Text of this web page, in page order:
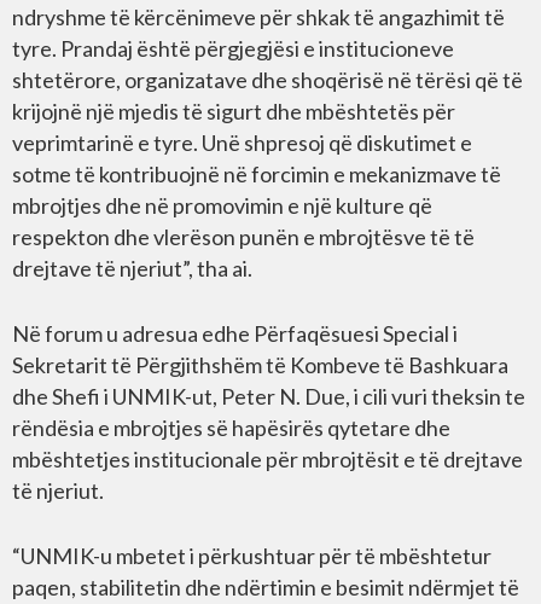
ndryshme të kërcënimeve për shkak të angazhimit të
tyre. Prandaj është përgjegjësi e institucioneve
shtetërore, organizatave dhe shoqërisë në tërësi që të
krijojnë një mjedis të sigurt dhe mbështetës për
veprimtarinë e tyre. Unë shpresoj që diskutimet e
sotme të kontribuojnë në forcimin e mekanizmave të
mbrojtjes dhe në promovimin e një kulture që
respekton dhe vlerëson punën e mbrojtësve të të
drejtave të njeriut”, tha ai.
Në forum u adresua edhe Përfaqësuesi Special i
Sekretarit të Përgjithshëm të Kombeve të Bashkuara
dhe Shefi i UNMIK-ut, Peter N. Due, i cili vuri theksin te
rëndësia e mbrojtjes së hapësirës qytetare dhe
mbështetjes institucionale për mbrojtësit e të drejtave
të njeriut.
“UNMIK-u mbetet i përkushtuar për të mbështetur
paqen, stabilitetin dhe ndërtimin e besimit ndërmjet të